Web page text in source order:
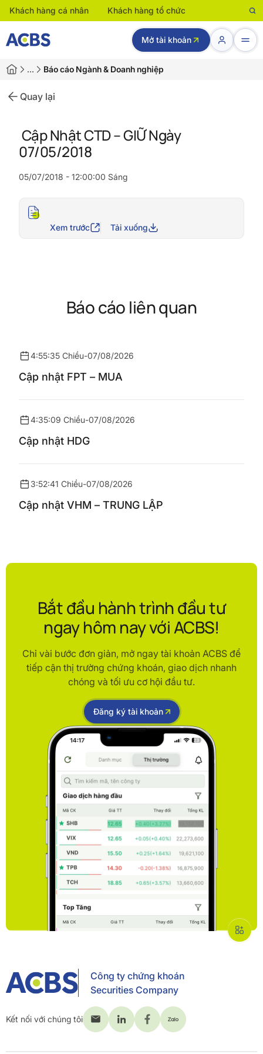
Khách hàng cá nhân Khách hàng tổ chức
Mở tài khoản
… Báo cáo Ngành & Doanh nghiệp
Quay lại
Cập Nhật CTD – GIỮ Ngày
07/05/2018
05/07/2018 - 12:00:00 Sáng
Xem trước Tải xuống
Báo cáo liên quan
4:55:35 Chiều-07/08/2026
Cập nhật FPT – MUA
4:35:09 Chiều-07/08/2026
Cập nhật HDG
3:52:41 Chiều-07/08/2026
Cập nhật VHM – TRUNG LẬP
Bắt đầu hành trình đầu tư
ngay hôm nay với ACBS!
Chỉ vài bước đơn giản, mở ngay tài khoản ACBS để
tiếp cận thị trường chứng khoán, giao dịch nhanh
chóng và tối ưu cơ hội đầu tư.
Đăng ký tài khoản
Công ty chứng khoán
Securities Company
Kết nối với chúng tôi